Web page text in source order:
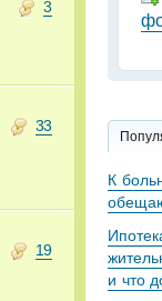
3
33
19
К
и что